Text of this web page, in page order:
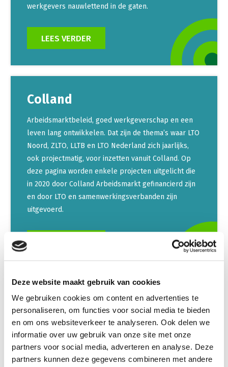
Deze website maakt gebruik van cookies
We gebruiken cookies om content en advertenties te
personaliseren, om functies voor social media te bieden
en om ons websiteverkeer te analyseren. Ook delen we
informatie over uw gebruik van onze site met onze
partners voor social media, adverteren en analyse. Deze
partners kunnen deze gegevens combineren met andere
werkgevers nauwlettend in de gaten.
LEES VERDER
Colland
Arbeidsmarktbeleid, goed werkgeverschap en een
leven lang ontwikkelen. Dat zijn de thema’s waar LTO
Noord, ZLTO, LLTB en LTO Nederland zich jaarlijks,
ook projectmatig, voor inzetten vanuit Colland. Op
deze pagina worden enkele projecten uitgelicht die
in 2020 door Colland Arbeidsmarkt gefinancierd zijn
en door LTO en samenwerkingsverbanden zijn
uitgevoerd.
Fiscale regelingen land- en
tuinbouw
Alle agrarische ondernemers runnen een bedrijf en
hebben daarom te maken met fiscale regelgeving.
Jaarlijks bij de belastingaangifte, maar ook op andere